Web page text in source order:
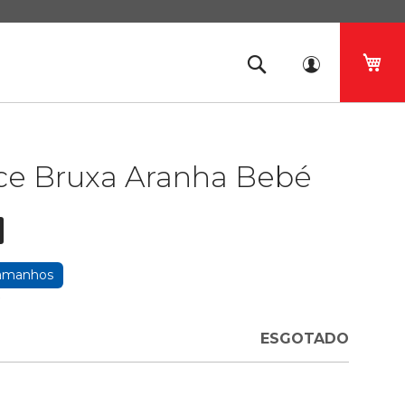
Bruxa Aranha Bebé
ESGOTADO